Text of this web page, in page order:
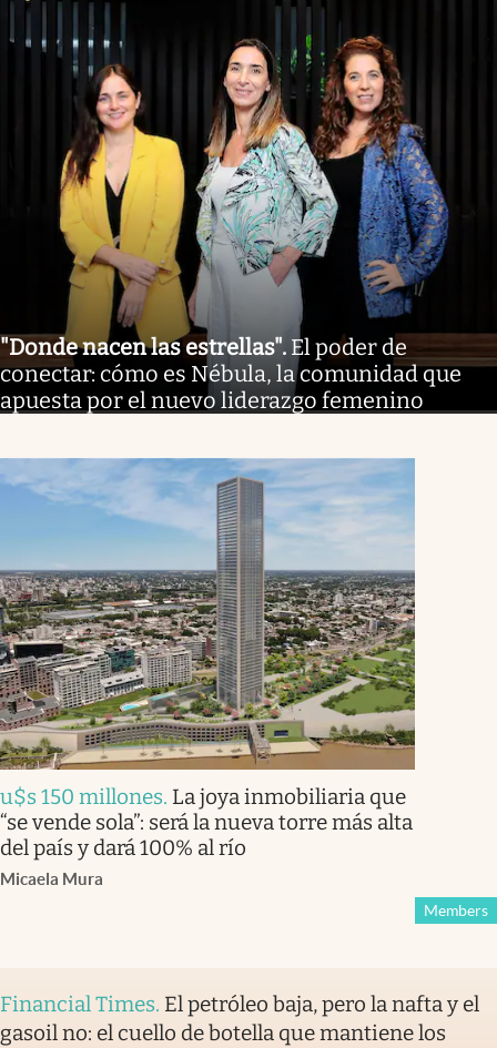
"Donde nacen las estrellas". El poder de
conectar: cómo es Nébula, la comunidad que
apuesta por el nuevo liderazgo femenino
u$s 150 millones. La joya inmobiliaria que
“se vende sola”: será la nueva torre más alta
del país y dará 100% al río
Micaela Mura
Members
Financial Times. El petróleo baja, pero la nafta y el
gasoil no: el cuello de botella que mantiene los